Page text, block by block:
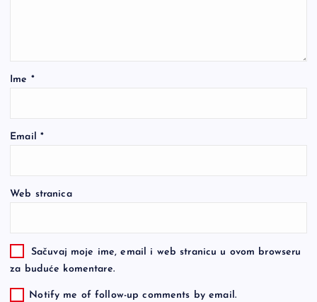
Ime *
Email *
Web stranica
Sačuvaj moje ime, email i web stranicu u ovom browseru
za buduće komentare.
Notify me of follow-up comments by email.